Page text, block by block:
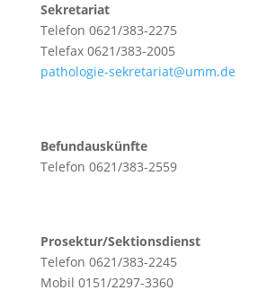
Sekretariat
Telefon 0621/383-2275
Telefax 0621/383-2005
pathologie-sekretariat@umm.de
Befundauskünfte
Telefon 0621/383-2559
Prosektur/Sektionsdienst
Telefon 0621/383-2245
Mobil 0151/2297-3360